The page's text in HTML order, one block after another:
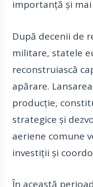
importanță și
După decenii de
militare, statele
reconstruiască
apărare.
producție,
strategice și
aeriene comune
investiții și
În această